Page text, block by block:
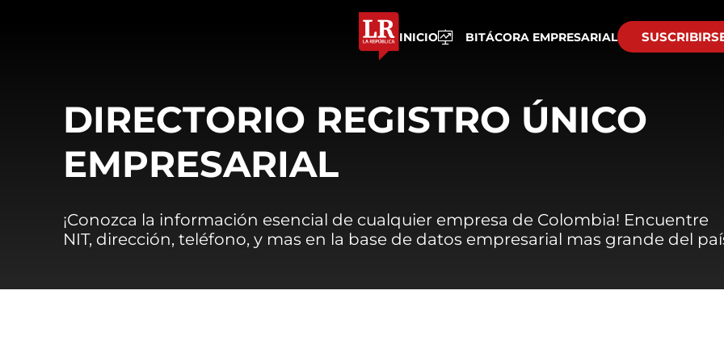
INICIO BITÁCORA EMPRESARIAL
DIRECTORIO REGISTRO ÚNICO
EMPRESARIAL
¡Conozca la información esencial de cualquier empresa de Colombia! Encuentre
NIT, dirección, teléfono, y mas en la base de datos empresarial mas grande del